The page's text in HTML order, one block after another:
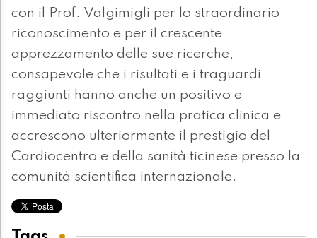
con il Prof. Valgimigli per lo straordinario
riconoscimento e per il crescente
apprezzamento delle sue ricerche,
consapevole che i risultati e i traguardi
raggiunti hanno anche un positivo e
immediato riscontro nella pratica clinica e
accrescono ulteriormente il prestigio del
Cardiocentro e della sanità ticinese presso la
comunità scientifica internazionale.